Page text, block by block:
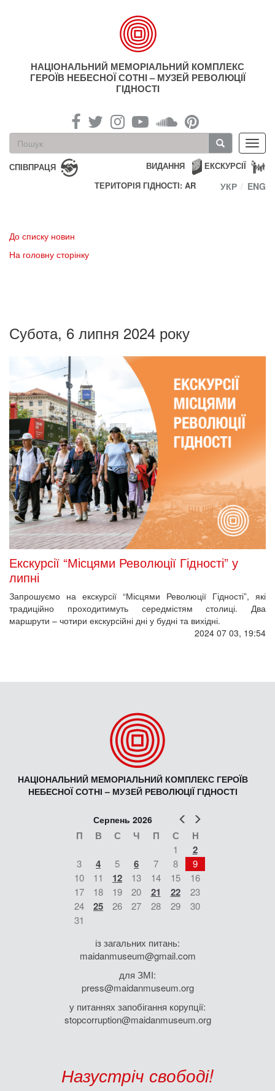
НАЦІОНАЛЬНИЙ МЕМОРІАЛЬНИЙ КОМПЛЕКС
ГЕРОЇВ НЕБЕСНОЇ СОТНІ – МУЗЕЙ РЕВОЛЮЦІЇ
ГІДНОСТІ
Пошукова
форма
Пошук
СПІВПРАЦЯ ЕКСКУРСІЇ
ВИДАННЯ
ТЕРИТОРІЯ ГІДНОСТІ: AR
УКР ENG
До списку новин
На головну сторінку
Субота, 6 липня 2024 року
Екскурсії “Місцями Революції Гідності” у
липні
Запрошуємо на екскурсії “Місцями Революції Гідності”, які
традиційно проходитимуть середмістям столиці. Два
маршрути – чотири екскурсійні дні у будні та вихідні.
2024 07 03, 19:54
НАЦІОНАЛЬНИЙ МЕМОРІАЛЬНИЙ КОМПЛЕКС ГЕРОЇВ
НЕБЕСНОЇ СОТНІ – МУЗЕЙ РЕВОЛЮЦІЇ ГІДНОСТІ
Попер
Серпень 2026
П В С Ч П С Н
1 2
3 4 5 6 7 8
9
10
11 12 13 14 15
16
17
18 19 20 21 22
23
24
25 26 27 28 29
30
31
із загальних питань:
maidanmuseum@gmail.com
для ЗМІ:
press@maidanmuseum.org
у питаннях запобігання корупції:
stopcorruption@maidanmuseum.org
Назустріч свободі!